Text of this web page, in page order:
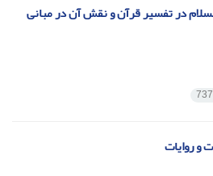
در تفسیر قرآن و نقش آن در مبانی
و روایات